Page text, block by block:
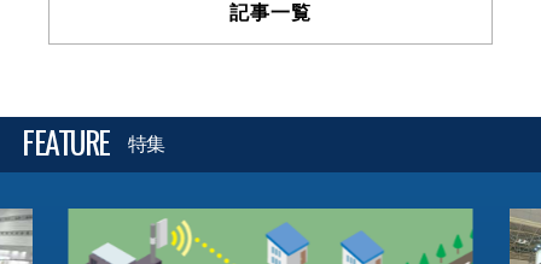
記事一覧
FEATURE 特集